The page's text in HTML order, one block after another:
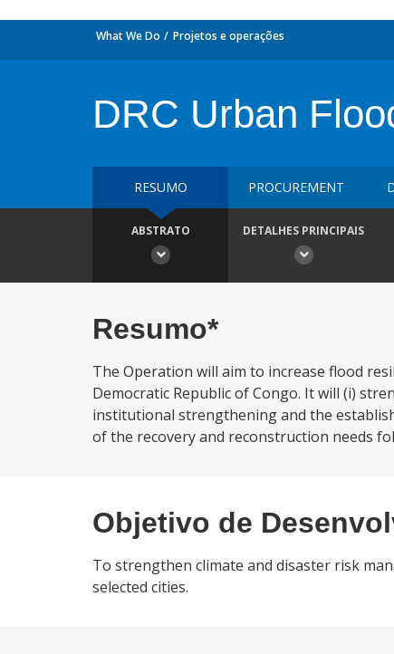
What We Do Projetos e operações
DRC Urban
RESUMO PROCUREMENT
ABSTRATO DETALHES PRINCIPAIS
Resumo*
The Operation will aim to increase flood
Democratic Republic of Congo. It will (i)
institutional strengthening and the
of the recovery and reconstruction needs
Objetivo de
To strengthen climate and disaster risk
selected cities.